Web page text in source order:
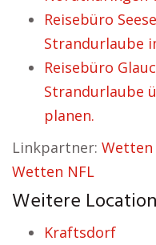
Reisebüro
Strandurlaube
Reisebüro
Strandurlaube
planen.
Linkpartner: Wetten
Wetten NFL
Weitere
Kraftsdorf